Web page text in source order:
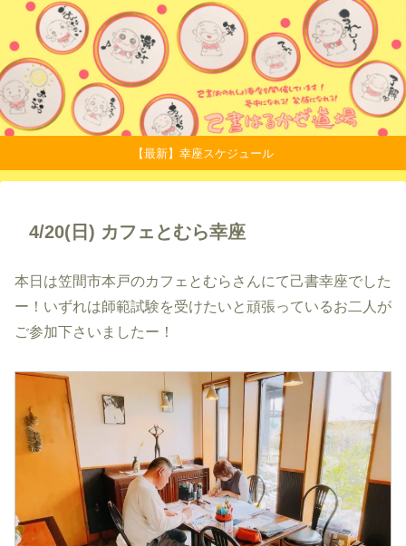
【最新】幸座スケジュール
4/20(日) カフェとむら幸座
本日は笠間市本戸のカフェとむらさんにて己書幸座でした
ー！いずれは師範試験を受けたいと頑張っているお二人が
ご参加下さいましたー！